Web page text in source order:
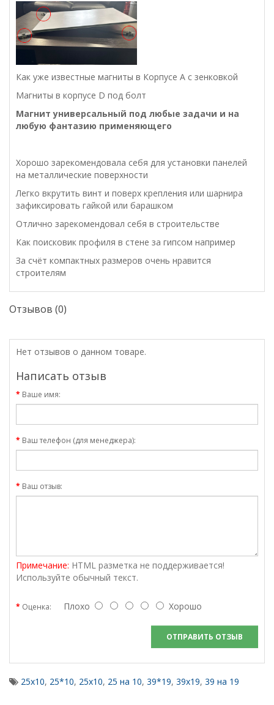
Как уже известные магниты в Корпусе А с зенковкой
Магниты в корпусе D под болт
Магнит универсальный под любые задачи и на
любую фантазию применяющего
Хорошо зарекомендовала себя для установки панелей
на металлические поверхности
Легко вкрутить винт и поверх крепления или шарнира
зафиксировать гайкой или барашком
Отлично зарекомендовал себя в строительстве
Как поисковик профиля в стене за гипсом например
За счёт компактных размеров очень нравится
строителям
Отзывов (0)
Нет отзывов о данном товаре.
Написать отзыв
Ваше имя:
Ваш телефон (для менеджера):
Ваш отзыв:
Примечание: HTML разметка не поддерживается!
Используйте обычный текст.
Оценка: Плохо Хорошо
ОТПРАВИТЬ ОТЗЫВ
25х10, 25*10, 25x10, 25 на 10, 39*19, 39x19, 39 на 19